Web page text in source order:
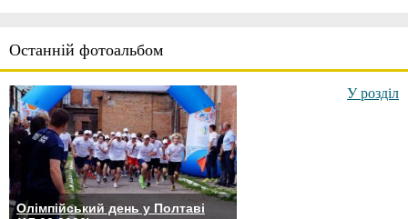
Останній фотоальбом
Олімпійський день у Полтаві
У розділ